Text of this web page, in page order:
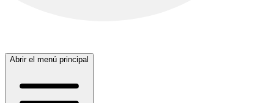
Abrir el menú principal